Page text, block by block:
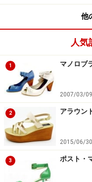
あるサイズで、華奢
は、今季トレンドに
そこに、すっきりと
ストレートヒールで
ツを合わせて。長め
ランスが、今っぽい
ないのが、旬のコーデ
他
人気
1 マノロブ
2007/03/09
2 アラウン
2015/06/30
3 ポスト・